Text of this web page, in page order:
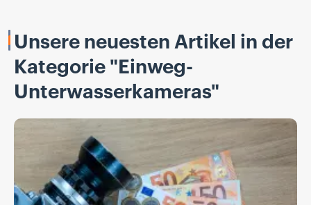
Unsere neuesten Artikel in der
Kategorie "Einweg-
Unterwasserkameras"